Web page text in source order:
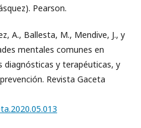
Pearson.
A., Ballesta, M., Mendive, J., y
mentales comunes en
diagnósticas y terapéuticas, y
Revista Gaceta